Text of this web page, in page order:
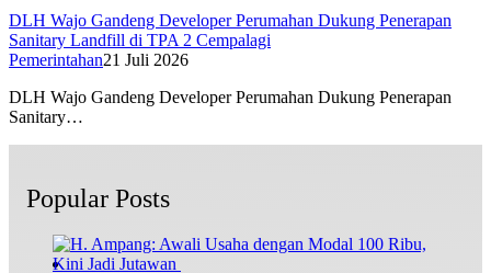
DLH Wajo Gandeng Developer Perumahan Dukung Penerapan
Sanitary Landfill di TPA 2 Cempalagi
Pemerintahan21 Juli 2026
DLH Wajo Gandeng Developer Perumahan Dukung Penerapan
Sanitary…
Popular Posts